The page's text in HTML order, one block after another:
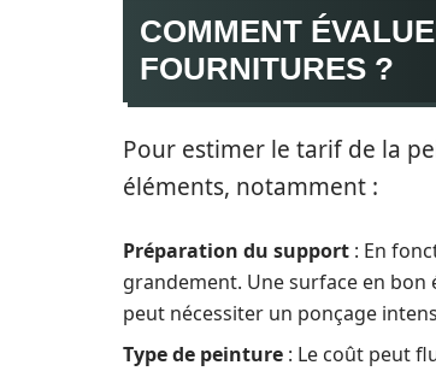
COMMENT
FOURNITURES ?
Pour estimer le tarif de la
éléments, notamment :
Préparation du support : En
grandement. Une surface en bon
peut nécessiter un ponçage
Type de peinture : Le coût peut